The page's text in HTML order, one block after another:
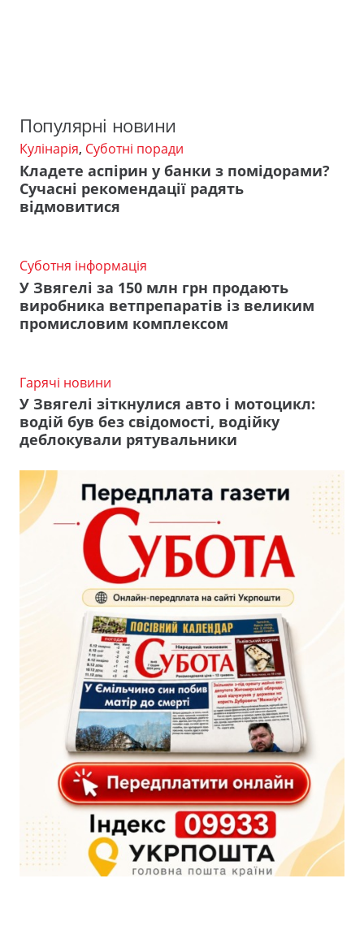
Популярні новини
Кулінарія, Суботні поради
Кладете аспірин у банки з помідорами?
Сучасні рекомендації радять
відмовитися
Суботня інформація
У Звягелі за 150 млн грн продають
виробника ветпрепаратів із великим
промисловим комплексом
Гарячі новини
У Звягелі зіткнулися авто і мотоцикл:
водій був без свідомості, водійку
деблокували рятувальники